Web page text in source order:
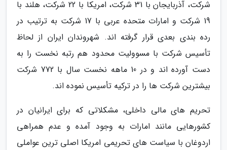
شرکت، آذربایجان با 31 شرکت، امریکا با 22 شرکت، هلند با
19 شرکت و امارات متحده عربی با 17 شرکت به ترتیب در
رده بندی بعدی قرار گرفته اند. شهروندان ایران از لحاظ
تأسیس شرکت با مسوولیت محدود هم رتبه نخست را به
دست آورده اند و در 10 ماهه نخست سال با 772 شرکت
بیشترین شرکت ها را در ترکیه تأسیس نموده اند.
تحریم های مالی داخلی، مشکلاتی که برای ایرانیان در
کشورهایی مانند امارات به وجود آمده و عدم همراهی
اردوغان با سیاست های تحریمی امریکا اصلی ترین عواملی